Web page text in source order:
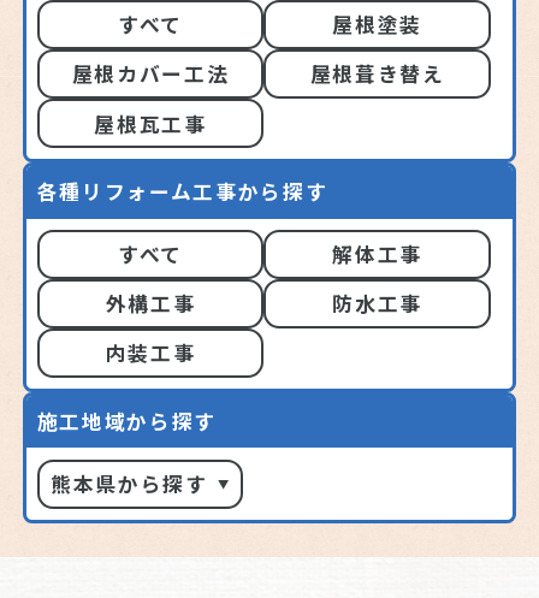
すべて
屋根塗装
屋根カバー工法
屋根葺き替え
屋根瓦工事
各種リフォーム工事から探す
すべて
解体工事
外構工事
防水工事
内装工事
施工地域から探す
熊本県から探す